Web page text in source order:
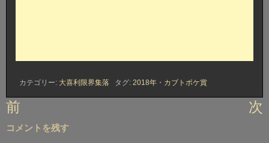
カテゴリー: 大喜利限界集落 タグ: 2018年 ・ カブトボケ賞
投
ナ
前 次
コメントを残す